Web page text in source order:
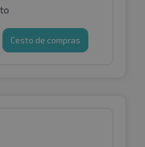
Cesto de compras